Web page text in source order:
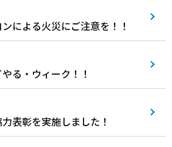
による火災にご注意を！！
る・ウィーク！！
表彰を実施しました！